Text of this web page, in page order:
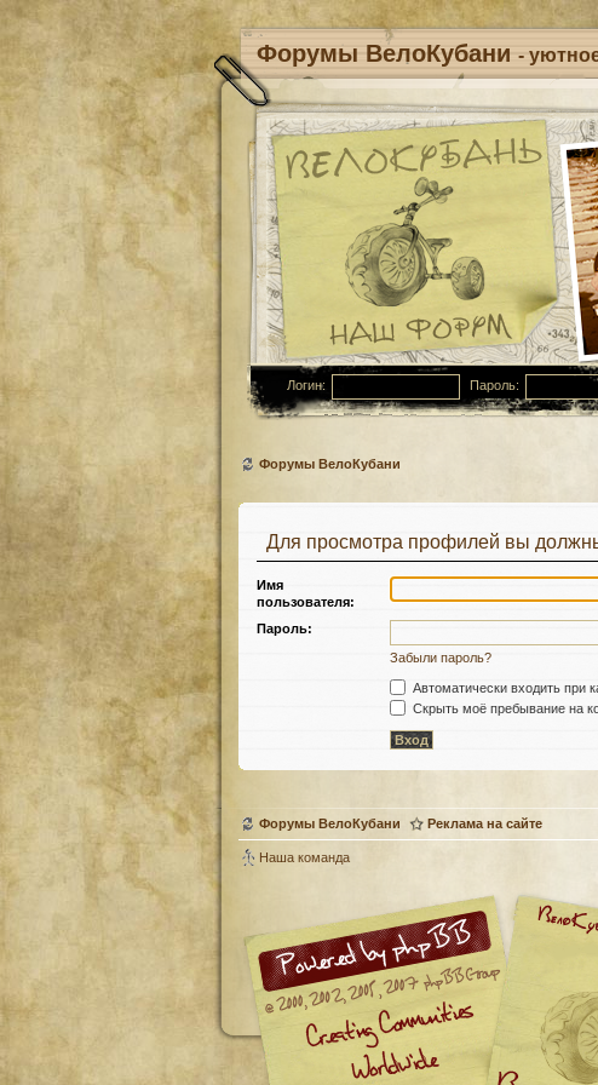
Форумы ВелоКубани -
Логин: Пароль:
Форумы ВелоКубани
Для просмотра профилей вы
Имя
пользователя:
Пароль:
Забыли пароль?
Автоматически входить при
Скрыть моё пребывание на
Форумы ВелоКубани Реклама на сайте
Наша команда